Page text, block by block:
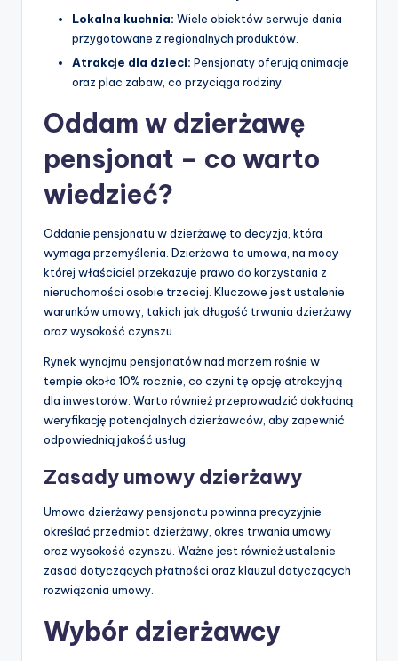
Lokalna kuchnia: Wiele obiektów serwuje dania
przygotowane z regionalnych produktów.
Atrakcje dla dzieci: Pensjonaty oferują animacje
oraz plac zabaw, co przyciąga rodziny.
Oddam w dzierżawę
pensjonat – co warto
wiedzieć?
Oddanie pensjonatu w dzierżawę to decyzja, która
wymaga przemyślenia. Dzierżawa to umowa, na mocy
której właściciel przekazuje prawo do korzystania z
nieruchomości osobie trzeciej. Kluczowe jest ustalenie
warunków umowy, takich jak długość trwania dzierżawy
oraz wysokość czynszu.
Rynek wynajmu pensjonatów nad morzem rośnie w
tempie około 10% rocznie, co czyni tę opcję atrakcyjną
dla inwestorów. Warto również przeprowadzić dokładną
weryfikację potencjalnych dzierżawców, aby zapewnić
odpowiednią jakość usług.
Zasady umowy dzierżawy
Umowa dzierżawy pensjonatu powinna precyzyjnie
określać przedmiot dzierżawy, okres trwania umowy
oraz wysokość czynszu. Ważne jest również ustalenie
zasad dotyczących płatności oraz klauzul dotyczących
rozwiązania umowy.
Wybór dzierżawcy